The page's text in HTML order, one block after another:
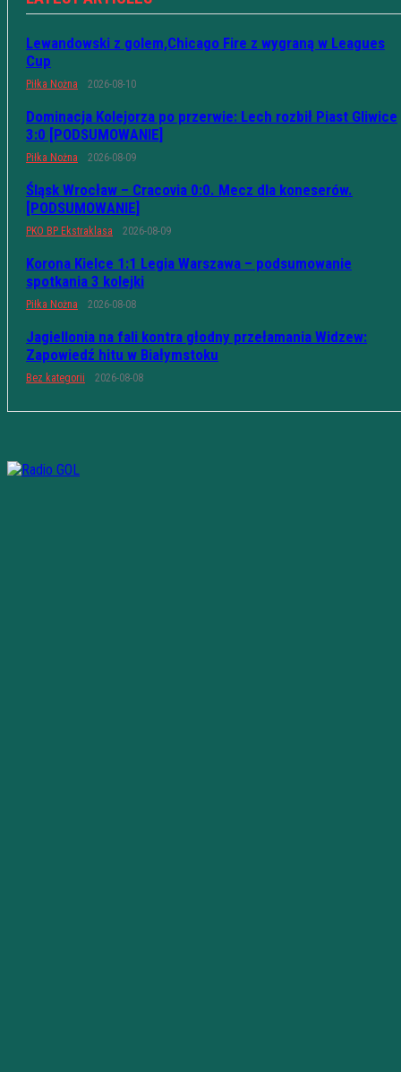
Lewandowski z golem,Chicago Fire z wygraną w Leagues
Cup
Piłka Nożna 2026-08-10
Dominacja Kolejorza po przerwie: Lech rozbił Piast Gliwice
3:0 [PODSUMOWANIE]
Piłka Nożna 2026-08-09
Śląsk Wrocław – Cracovia 0:0. Mecz dla koneserów.
[PODSUMOWANIE]
PKO BP Ekstraklasa 2026-08-09
Korona Kielce 1:1 Legia Warszawa – podsumowanie
spotkania 3 kolejki
Piłka Nożna 2026-08-08
Jagiellonia na fali kontra głodny przełamania Widzew:
Zapowiedź hitu w Białymstoku
Bez kategorii 2026-08-08